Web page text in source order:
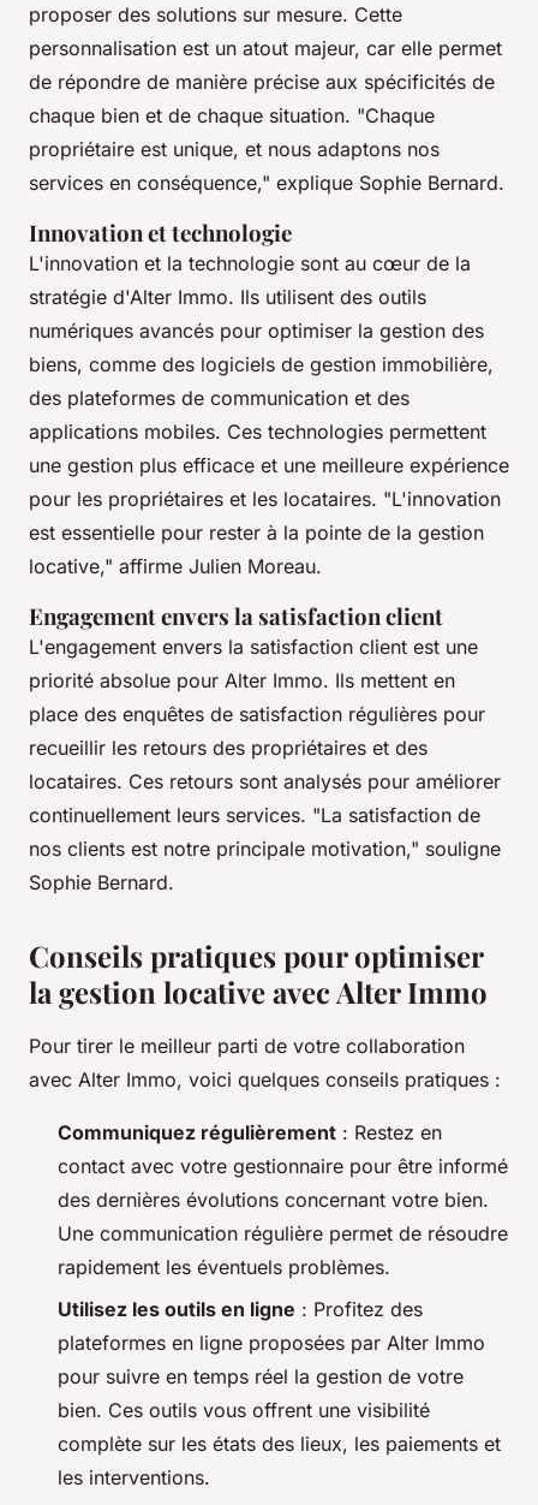
proposer des solutions sur mesure. Cette
personnalisation est un atout majeur, car elle permet
de répondre de manière précise aux spécificités de
chaque bien et de chaque situation. "Chaque
propriétaire est unique, et nous adaptons nos
services en conséquence," explique Sophie Bernard.
Innovation et technologie
L'innovation et la technologie sont au cœur de la
stratégie d'Alter Immo. Ils utilisent des outils
numériques avancés pour optimiser la gestion des
biens, comme des logiciels de gestion immobilière,
des plateformes de communication et des
applications mobiles. Ces technologies permettent
une gestion plus efficace et une meilleure expérience
pour les propriétaires et les locataires. "L'innovation
est essentielle pour rester à la pointe de la gestion
locative," affirme Julien Moreau.
Engagement envers la satisfaction client
L'engagement envers la satisfaction client est une
priorité absolue pour Alter Immo. Ils mettent en
place des enquêtes de satisfaction régulières pour
recueillir les retours des propriétaires et des
locataires. Ces retours sont analysés pour améliorer
continuellement leurs services. "La satisfaction de
nos clients est notre principale motivation," souligne
Sophie Bernard.
Conseils pratiques pour optimiser
la gestion locative avec Alter Immo
Pour tirer le meilleur parti de votre collaboration
avec Alter Immo, voici quelques conseils pratiques :
Communiquez régulièrement : Restez en
contact avec votre gestionnaire pour être informé
des dernières évolutions concernant votre bien.
Une communication régulière permet de résoudre
rapidement les éventuels problèmes.
Utilisez les outils en ligne : Profitez des
plateformes en ligne proposées par Alter Immo
pour suivre en temps réel la gestion de votre
bien. Ces outils vous offrent une visibilité
complète sur les états des lieux, les paiements et
les interventions.